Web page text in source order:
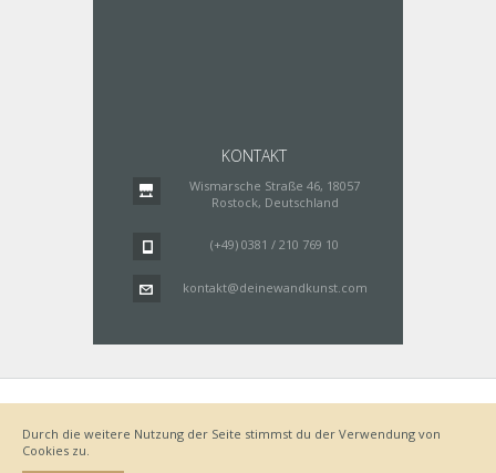
KONTAKT
Wismarsche Straße 46, 18057
Rostock, Deutschland
(+49) 0381 / 210 769 10
kontakt@deinewandkunst.com
Datenschutz
Lieferung
Bestellvorgang
AGB
Durch die weitere Nutzung der Seite stimmst du der Verwendung von
Cookies zu.